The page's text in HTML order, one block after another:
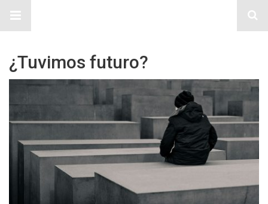
¿Tuvimos futuro?